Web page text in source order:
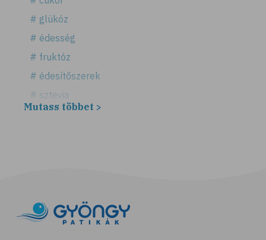
# glükóz
# édesség
# fruktóz
# édesítőszerek
# sztevia
# fogadalom
# célkitűzés
# étkezési napló
Mutass többet >